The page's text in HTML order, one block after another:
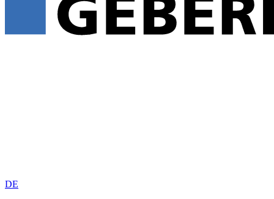
DE